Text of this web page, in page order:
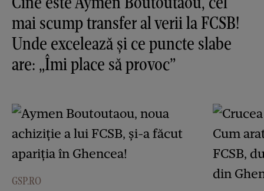
mai scump transfer al verii la FCSB!
Unde excelează și ce puncte slabe
are: „Îmi place să provoc”
GSP.RO